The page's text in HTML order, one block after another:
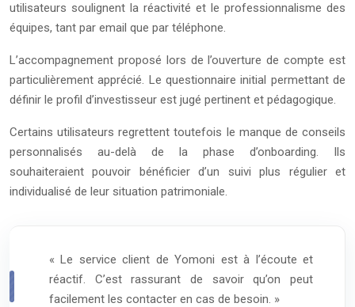
utilisateurs soulignent la réactivité et le professionnalisme des
équipes, tant par email que par téléphone.
L’accompagnement proposé lors de l’ouverture de compte est
particulièrement apprécié. Le questionnaire initial permettant de
définir le profil d’investisseur est jugé pertinent et pédagogique.
Certains utilisateurs regrettent toutefois le manque de conseils
personnalisés au-delà de la phase d’onboarding. Ils
souhaiteraient pouvoir bénéficier d’un suivi plus régulier et
individualisé de leur situation patrimoniale.
« Le service client de Yomoni est à l’écoute et
réactif. C’est rassurant de savoir qu’on peut
facilement les contacter en cas de besoin. »